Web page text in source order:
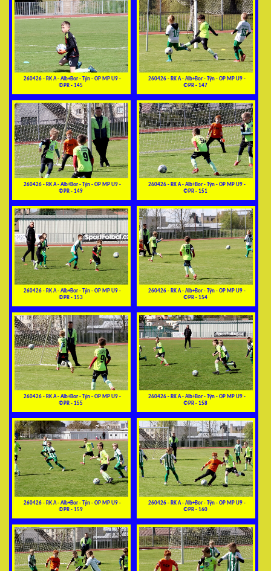
260426 - RK A - Alb+Bor - Týn - OP MP U9 -
©PR - 145
260426 - RK A - Alb+Bor - Týn - OP MP U9 -
©PR - 147
260426 - RK A - Alb+Bor - Týn - OP MP U9 -
©PR - 149
260426 - RK A - Alb+Bor - Týn - OP MP U9 -
©PR - 151
260426 - RK A - Alb+Bor - Týn - OP MP U9 -
©PR - 153
260426 - RK A - Alb+Bor - Týn - OP MP U9 -
©PR - 154
260426 - RK A - Alb+Bor - Týn - OP MP U9 -
©PR - 155
260426 - RK A - Alb+Bor - Týn - OP MP U9 -
©PR - 158
260426 - RK A - Alb+Bor - Týn - OP MP U9 -
©PR - 159
260426 - RK A - Alb+Bor - Týn - OP MP U9 -
©PR - 160